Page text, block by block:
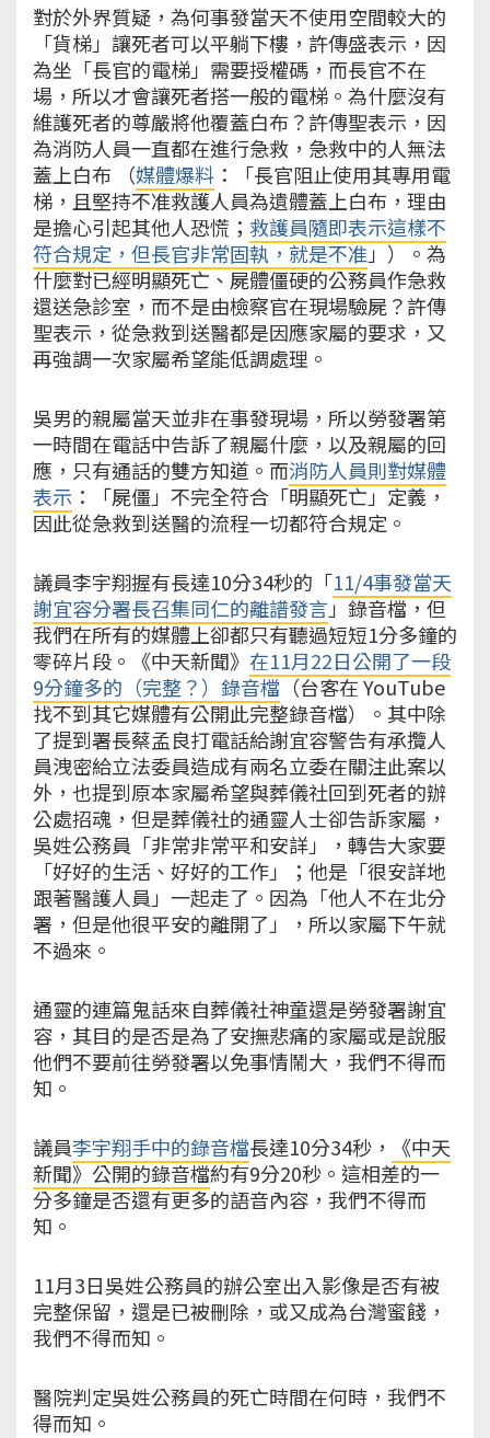
對於外界質疑，為何事發當天不使用空間較大的
「貨梯」讓死者可以平躺下樓，許傳盛表示，因
為坐「長官的電梯」需要授權碼，而長官不在
場，所以才會讓死者搭一般的電梯。為什麼沒有
維護死者的尊嚴將他覆蓋白布？許傳聖表示，因
為消防人員一直都在進行急救，急救中的人無法
蓋上白布 （媒體爆料 ：「長官阻止使用其專用電
梯，且堅持不准救護人員為遺體蓋上白布，理由
是擔心引起其他人恐慌； 救護員隨即表示這樣不
符合規定，但長官非常固執，就是不准」）。為
什麼對已經明顯死亡、屍體僵硬的公務員作急救
還送急診室，而不是由檢察官在現場驗屍？許傳
聖表示，從急救到送醫都是因應家屬的要求，又
再強調一次家屬希望能低調處理。
吳男的親屬當天並非在事發現場，所以勞發署第
一時間在電話中告訴了親屬什麼，以及親屬的回
應，只有通話的雙方知道。而消防人員則對媒體
表示 ：「屍僵」不完全符合「明顯死亡」定義，
因此從急救到送醫的流程一切都符合規定。
議員李宇翔握有長達10分34秒的「11/4事發當天
謝宜容分署長召集同仁的離譜發言」錄音檔，但
我們在所有的媒體上卻都只有聽過短短1分多鐘的
零碎片段。《中天新聞》 在11月22日公開了一段
9分鐘多的（完整？）錄音檔（台客在 YouTube
找不到其它媒體有公開此完整錄音檔）。其中除
了提到署長蔡孟良打電話給謝宜容警告有承攬人
員洩密給立法委員造成有兩名立委在關注此案以
外，也提到原本家屬希望與葬儀社回到死者的辦
公處招魂，但是葬儀社的通靈人士卻告訴家屬，
吳姓公務員「非常非常平和安詳」，轉告大家要
「好好的生活、好好的工作」；他是「很安詳地
跟著醫護人員」一起走了。因為「他人不在北分
署，但是他很平安的離開了」，所以家屬下午就
不過來。
通靈的連篇鬼話來自葬儀社神童還是勞發署謝宜
容，其目的是否是為了安撫悲痛的家屬或是說服
他們不要前往勞發署以免事情鬧大，我們不得而
知。
議員李宇翔手中的錄音檔長達10分34秒，
《中天
新聞》公開的錄音檔約有9分20秒。這相差的一
分多鐘是否還有更多的語音內容，我們不得而
知。
11月3日吳姓公務員的辦公室出入影像是否有被
完整保留，還是已被刪除，或又成為台灣蜜餞，
我們不得而知。
醫院判定吳姓公務員的死亡時間在何時，我們不
得而知。